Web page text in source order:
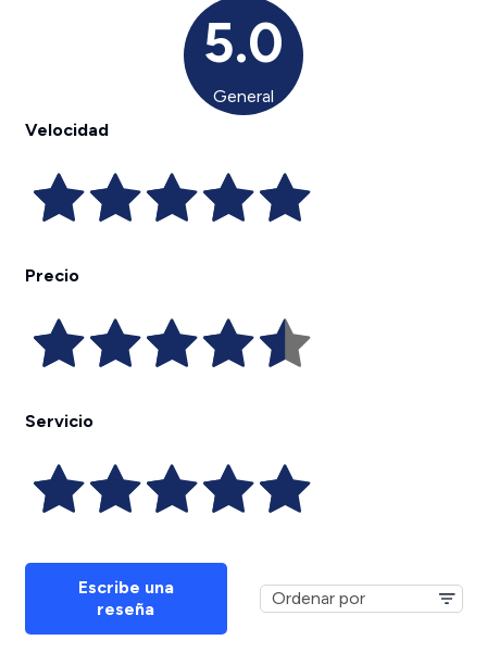
5.0
General
Velocidad
Precio
Servicio
Escribe una
reseña